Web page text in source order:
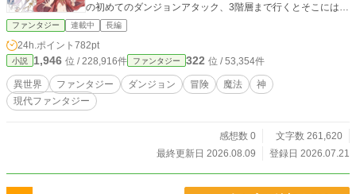
の初めてのダンジョンアタック、3階層まで行くとそこには、
ダンジョン配信者の少女が。 アルトが「あ、あぶない！」と
言いながら放った一撃が、世界を変えた。 これは、すべてを
失った少年が、その運命に翻弄されながらも少女と出会い自
分の人生を諦めない物語。 カクヨムからの移植作品になりま
す。 それなりに視聴数があったので自信作です！ 誤字脱字に
チャッピー使用。 絵にジェミニ使用。 それ以外はAIは使用し
ていません。 話が追い付くまでハイペース投稿します。 追い
ファンタジー 連載中 長編
24h.ポイント 782pt
小説 1,946 位 / 228,916件 ファンタジー 322 位 / 53,354件
異世界 ファンタジー ダンジョン 冒険 魔法
神
現代ファンタジー
感想数 0
文字数 261,620
最終更新日 2026.08.09
登録日 2026.07.21